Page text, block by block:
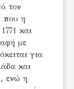
τον
που η
και
με
για
και
ενώ η